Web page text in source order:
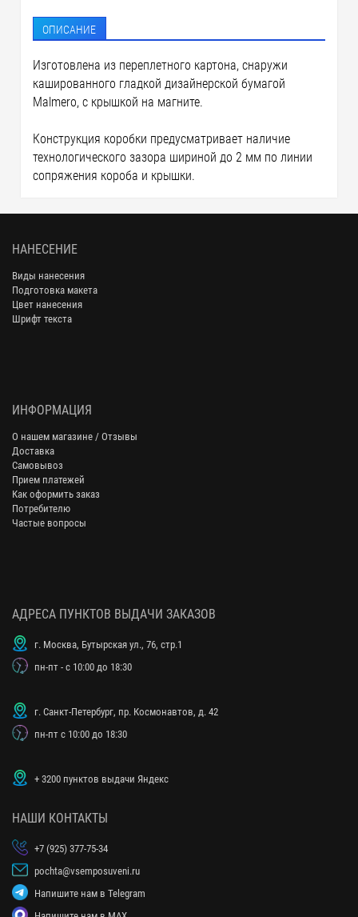
ОПИСАНИЕ
Изготовлена из переплетного картона, снаружи
кашированного гладкой дизайнерской бумагой
Malmero, с крышкой на магните.
Конструкция коробки предусматривает наличие
технологического зазора шириной до 2 мм по линии
сопряжения короба и крышки.
НАНЕСЕНИЕ
Виды нанесения
Подготовка макета
Цвет нанесения
Шрифт текста
ИНФОРМАЦИЯ
О нашем магазине / Отзывы
Доставка
Самовывоз
Прием платежей
Как оформить заказ
Потребителю
Частые вопросы
АДРЕСА ПУНКТОВ ВЫДАЧИ ЗАКАЗОВ
г. Москва, Бутырская ул., 76, стр.1
пн-пт - с 10:00 до 18:30
г. Санкт-Петербург, пр. Космонавтов, д. 42
пн-пт с 10:00 до 18:30
+ 3200 пунктов выдачи Яндекс
НАШИ КОНТАКТЫ
+7 (925) 377-75-34
pochta@vsemposuveni.ru
Напишите нам в Telegram